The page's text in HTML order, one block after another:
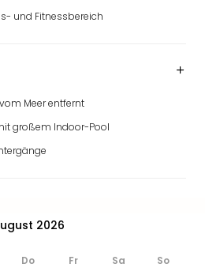
und Fitnessbereich
Meer entfernt
großem Indoor-Pool
2026
Do Fr Sa So